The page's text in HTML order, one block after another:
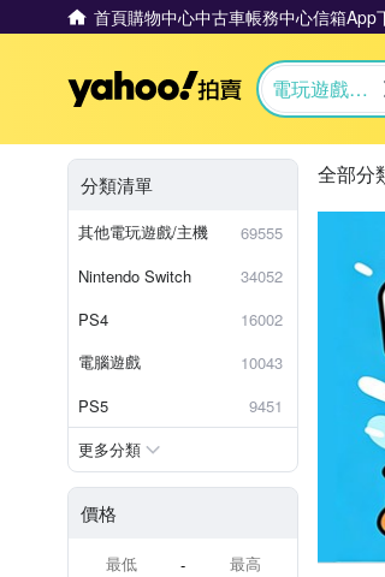
首頁購物中心中古車帳務中心信箱App
Yahoo拍賣
電玩遊戲與
分類清單
其他電玩遊戲/主機
69555
Nintendo Switch
34052
PS4
16002
電腦遊戲
10043
PS5
9451
更多分類
價格
-